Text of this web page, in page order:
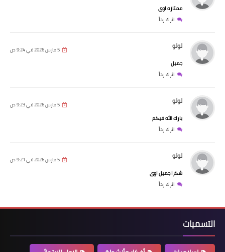
ممتازه اوى
اترك رداً
لولو 5 مارس 2026 في 9:24 ص
جميل
اترك رداً
لولو 5 مارس 2026 في 9:23 ص
بارك الله فيكم
اترك رداً
لولو 5 مارس 2026 في 9:21 ص
شكرا جميل اوى
اترك رداً
التسميات